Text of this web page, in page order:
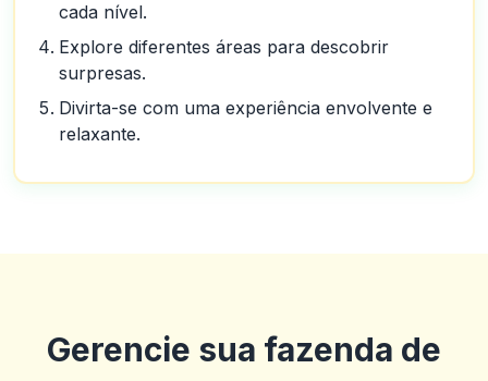
cada nível.
Explore diferentes áreas para descobrir
surpresas.
Divirta-se com uma experiência envolvente e
relaxante.
Gerencie sua fazenda de